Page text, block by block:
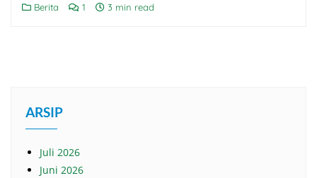
Berita 1 3 min read
ARSIP
Juli 2026
Juni 2026